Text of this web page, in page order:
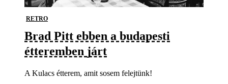
RETRO
Brad Pitt ebben a budapesti
étteremben járt
A Kulacs étterem, amit sosem felejtünk!